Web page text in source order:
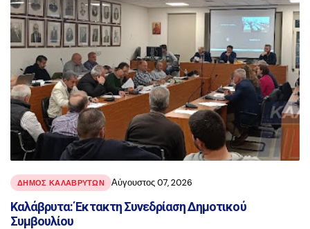
ΔΗΜΟΣ ΚΑΛΑΒΡΥΤΩΝ Αύγουστος 07, 2026
Καλάβρυτα: Έκτακτη Συνεδρίαση Δημοτικού
Συμβουλίου